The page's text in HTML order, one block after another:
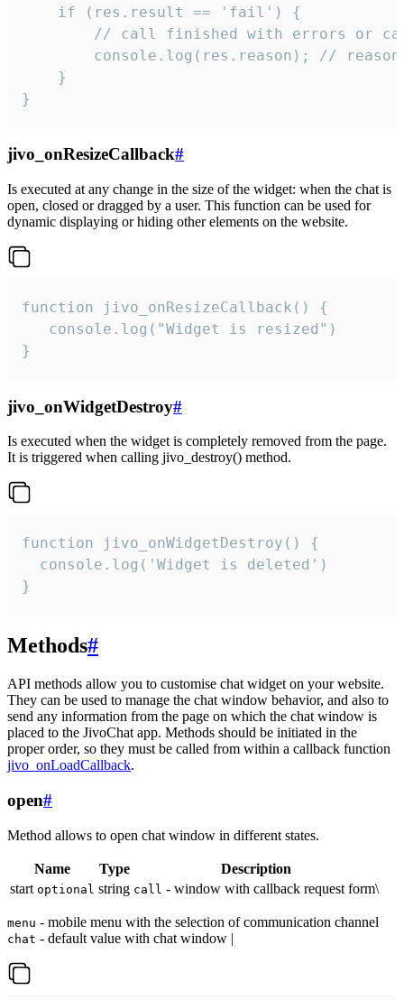
    if (res.result == 'fail') {
// call finished with errors or
console.log(res.reason); //
    }
}
jivo_onResizeCallback#
Is executed at any change in the size of the widget: when the chat is
open, closed or dragged by a user. This function can be used for
dynamic displaying or hiding other elements on the website.
function jivo_onResizeCallback() {
   console.log("Widget is resized")
}
jivo_onWidgetDestroy#
Is executed when the widget is completely removed from the page.
It is triggered when calling jivo_destroy() method.
function jivo_onWidgetDestroy() {
  console.log('Widget is deleted')
}
Methods#
API methods allow you to customise chat widget on your website.
They can be used to manage the chat window behavior, and also to
send any information from the page on which the chat window is
placed to the JivoChat app. Methods should be initiated in the
proper order, so they must be called from within a callback function
jivo_onLoadCallback.
open#
Method allows to open chat window in different states.
Name Type
Description
start optional string call - window with callback request form\
menu - mobile menu with the selection of communication channel
chat - default value with chat window |